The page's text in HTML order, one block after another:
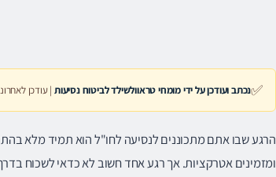
✅נכתב ועודכן על ידי מומחי טראוולשילד לביטוח נסיעות | עודכן לאחרונה:
הרגע שבו אתם מתכוננים לנסיעה לחו"ל הוא תמיד מלא
ומזמינים אטרקציות. אך רגע אחד חשוב לא כדאי לשכוח